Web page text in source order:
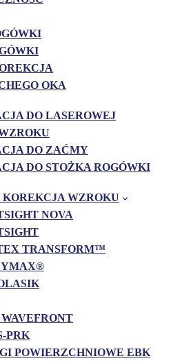
OKA
DO LASEROWEJ
DO ZAĆMY
DO STOŻKA ROGÓWKI
KOREKCJA WZROKU
NOVA
TRANSFORM™
PRK
POWIERZCHNIOWE EBK